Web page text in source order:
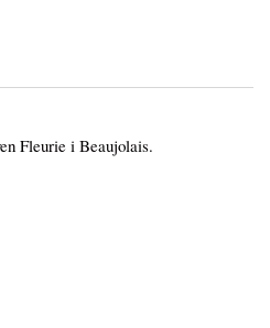
Fleurie i Beaujolais.